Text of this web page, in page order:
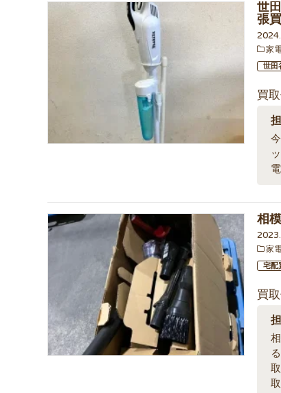
世
張
家
世田
買
相
家
宅配
買